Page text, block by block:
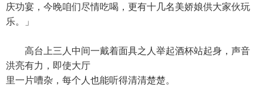
庆功宴，今晚咱们尽情吃喝，更有十几名美娇娘供大家伙玩
乐。」
高台上三人中间一戴着面具之人举起酒杯站起身，声音
洪亮有力，即使大厅
里一片嘈杂，每个人也能听得清清楚楚。